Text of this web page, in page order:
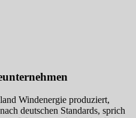
Windenergie produziert,
deutschen Standards, sprich